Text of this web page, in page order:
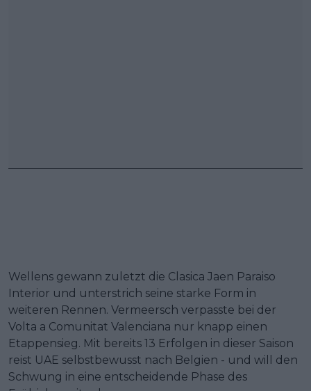
Wellens gewann zuletzt die Clasica Jaen Paraiso
Interior und unterstrich seine starke Form in
weiteren Rennen. Vermeersch verpasste bei der
Volta a Comunitat Valenciana nur knapp einen
Etappensieg. Mit bereits 13 Erfolgen in dieser Saison
reist UAE selbstbewusst nach Belgien - und will den
Schwung in eine entscheidende Phase des